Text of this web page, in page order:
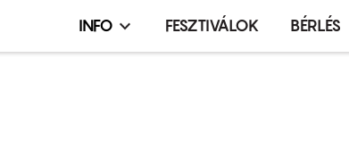
Infó,
INFO FESZTIVÁLOK BÉRLÉS